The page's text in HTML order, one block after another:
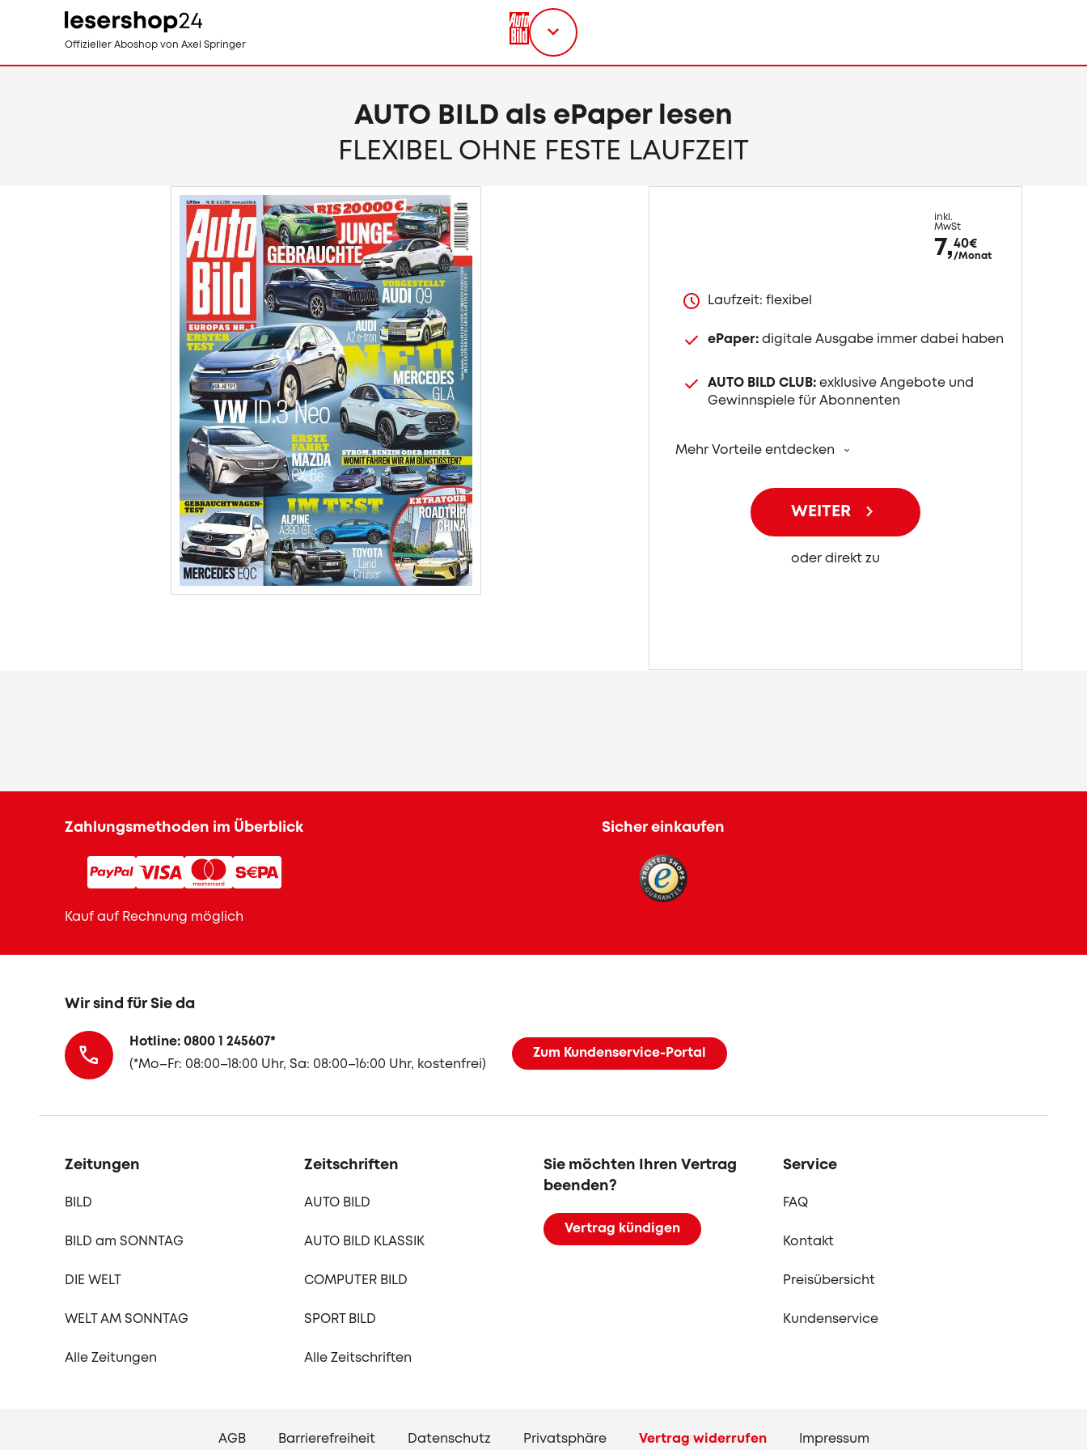
zum
Offizieller Aboshop von Axel Springer
Titel
wählen
AUTO BILD als ePaper lesen
FLEXIBEL OHNE FESTE LAUFZEIT
inkl.
MwSt
7,40€
/Monat
Laufzeit: flexibel
ePaper: digitale Ausgabe immer dabei haben
AUTO BILD CLUB: exklusive Angebote und
Gewinnspiele für Abonnenten
Mehr Vorteile entdecken
WEITER
oder direkt zu
Zahlungsmethoden im Überblick
Kauf auf Rechnung möglich
Sicher einkaufen
Wir sind für Sie da
Hotline: 0800 1 245607*
(*Mo–Fr: 08:00–18:00 Uhr, Sa: 08:00–16:00 Uhr, kostenfrei)
Zum Kundenservice-Portal
Zeitungen
BILD
BILD am SONNTAG
DIE WELT
WELT AM SONNTAG
Alle Zeitungen
Zeitschriften
AUTO BILD
AUTO BILD KLASSIK
COMPUTER BILD
SPORT BILD
Alle Zeitschriften
Sie möchten Ihren Vertrag
beenden?
Vertrag kündigen
Service
FAQ
Kontakt
Preisübersicht
Kundenservice
AGB Barrierefreiheit Datenschutz Privatsphäre Vertrag widerrufen Impressum